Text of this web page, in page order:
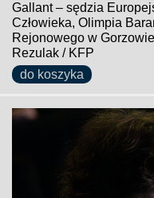
Gallant – sędzia
Człowieka, Olimpia
Rejonowego w
Rezulak / KFP
do koszyka